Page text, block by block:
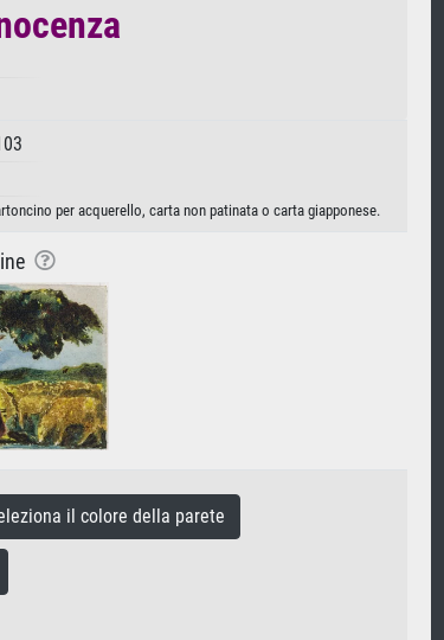
per acquerello, carta non patinata o carta giapponese.
il colore della parete